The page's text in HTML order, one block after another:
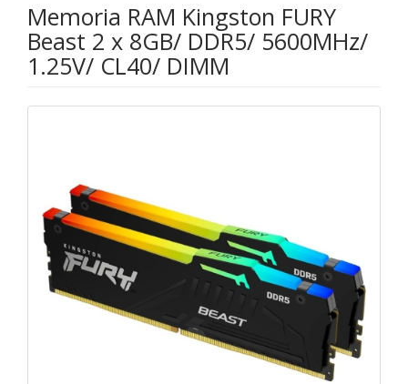
Memoria RAM Kingston FURY
Beast 2 x 8GB/ DDR5/ 5600MHz/
1.25V/ CL40/ DIMM